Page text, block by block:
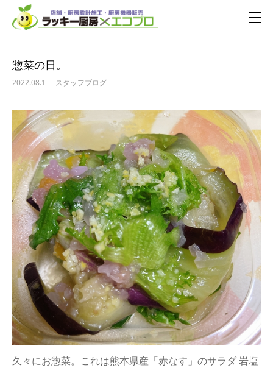
惣菜の日。
2022.08.1 スタッフブログ
久々にお惣菜。これは熊本県産「赤なす」のサラダ 岩塩